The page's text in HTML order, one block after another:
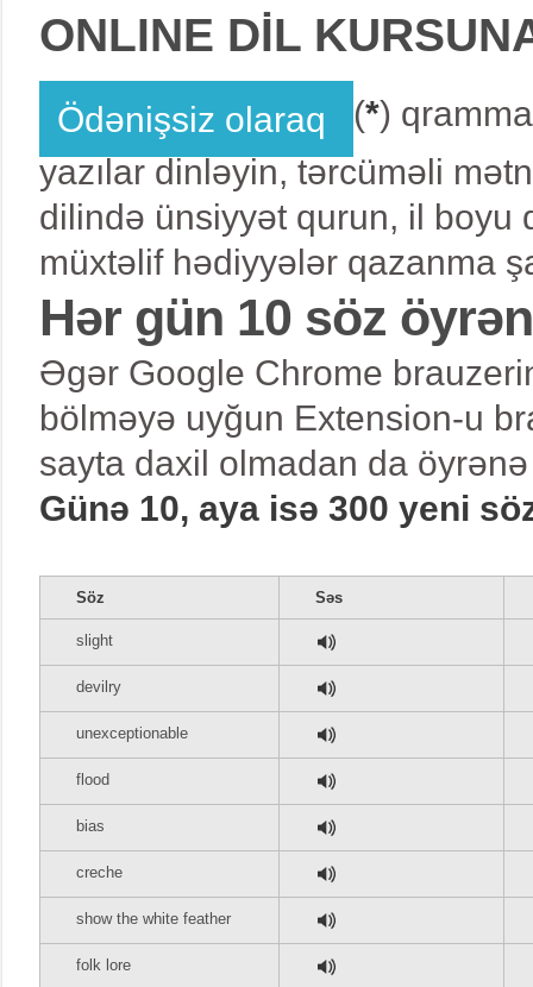
ONLINE DİL
Ödənişsiz olaraq (*)
yazılar dinləyin, tərcüməli
dilində ünsiyyət qurun, il boyu
müxtəlif hədiyyələr qazanma
Hər gün 10 söz
Əgər Google Chrome
bölməyə uyğun Extension-u
sayta daxil olmadan da
Günə 10, aya isə 300 yeni
Söz Səs
slight
devilry
unexceptionable
flood
bias
creche
show the white feather
folk lore